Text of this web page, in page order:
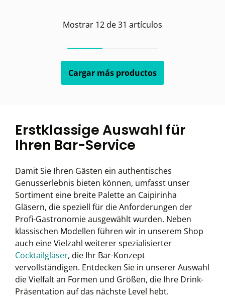
Mostrar 12de31 artículos
Cargar más productos
Erstklassige Auswahl für
Ihren Bar-Service
Damit Sie Ihren Gästen ein authentisches
Genusserlebnis bieten können, umfasst unser
Sortiment eine breite Palette an Caipirinha
Gläsern, die speziell für die Anforderungen der
Profi-Gastronomie ausgewählt wurden. Neben
klassischen Modellen führen wir in unserem Shop
auch eine Vielzahl weiterer spezialisierter
Cocktailgläser, die Ihr Bar-Konzept
vervollständigen. Entdecken Sie in unserer Auswahl
die Vielfalt an Formen und Größen, die Ihre Drink-
Präsentation auf das nächste Level hebt.